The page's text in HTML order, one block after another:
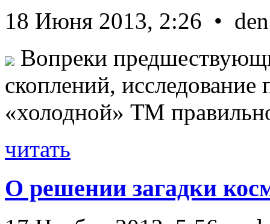
18 Июня 2013, 2:26 • den
Вопреки
скоплений, исследование
«холодной» ТМ
читать
О решении загадки